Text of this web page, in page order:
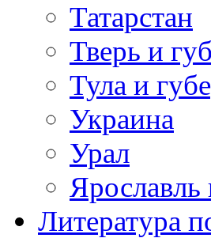
Татарстан
Тверь и
Тула и
Украина
Урал
Ярославль
Литература